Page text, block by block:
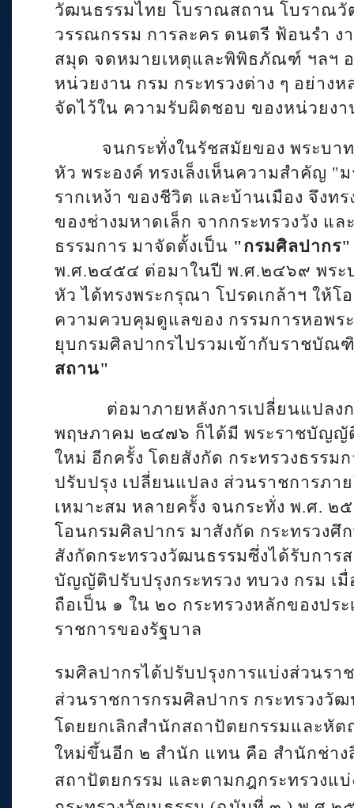
วัฒนธรรมไทย โบราณสถาน โบราณวั
วรรณกรรม การละคร ดนตรี ฟ้อนรำ
สมุด จดหมายเหตุและพิพิธภัณฑ์ ฯลฯ
หน่วยงาน กรม กระทรวงต่าง ๆ อย่าง
จัดไว้ใน ความรับผิดชอบ ของหน่วยงา
จนกระทั่งในรัชสมัยของ พระบา
หัว พระองค์ ทรงเล็งเห็นความสำคัญ
รากเหง้า ของชีวิต และบ้านเมือง จึงท
ของช่างมหาดเล็ก จากกระทรวงวัง แ
ธรรมการ มาจัดตั้งเป็น "กรมศิลปากร"
พ.ศ.๒๔๕๔ ต่อมาในปี พ.ศ.๒๔๖๙ พระบ
หัว ได้ทรงพระกรุณา โปรดเกล้าฯ ให้
ความควบคุมดูแลของ กรรมการหอพร
ยุบกรมศิลปากรไปรวมเข้ากับราชบัณ
สถาน"
ต่อมาภายหลังการเปลี่ยนแปลง
พฤษภาคม ๒๔๗๖ ก็ได้มี พระราชบัญญั
ใหม่ อีกครั้ง โดยสังกัด กระทรวงธรรม
ปรับปรุง เปลี่ยนแปลง ส่วนราชการภา
เหมาะสม หลายครั้ง จนกระทั่ง พ.ศ.
โอนกรมศิลปากร มาสังกัด กระทรวงศึ
สังกัดกระทรวงวัฒนธรรมซึ่งได้รับกา
บัญญัติปรับปรุงกระทรวง ทบวง กรม
ถือเป็น ๑ ใน ๒๐ กระทรวงหลักของปร
ราชการของรัฐบาล
รมศิลปากรได้ปรับปรุงการแบ่งส่วนรา
ส่วนราชการกรมศิลปากร กระทรวง
โดยยกเลิกสำนักสถาปัตยกรรมและหั
ใหม่ขึ้นอีก ๒ สำนัก แทน คือ สำนักช่า
สถาปัตยกรรม และตามกฎกระทรวงแ